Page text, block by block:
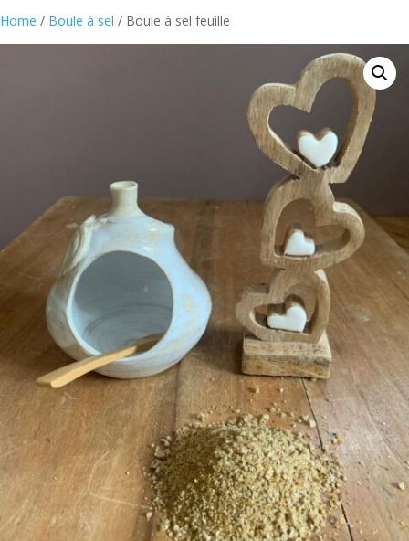
Home / Boule à sel / Boule à sel feuille